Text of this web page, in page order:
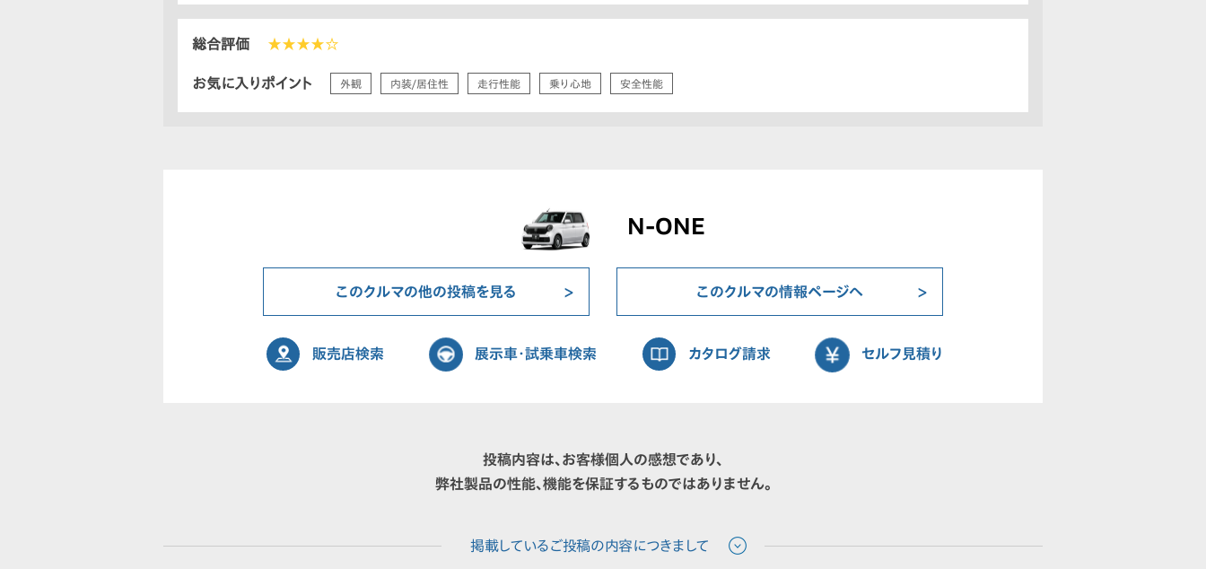
総合評価 ★★★★☆
お気に入りポイント 外観 内装/居住性 走行性能 乗り心地 安全性能
N-ONE
このクルマの他の投稿を見る このクルマの情報ページへ
販売店検索 展示車・試乗車検索 カタログ請求 セルフ見積り
投稿内容は、お客様個人の感想であり、
弊社製品の性能、機能を保証するものではありません。